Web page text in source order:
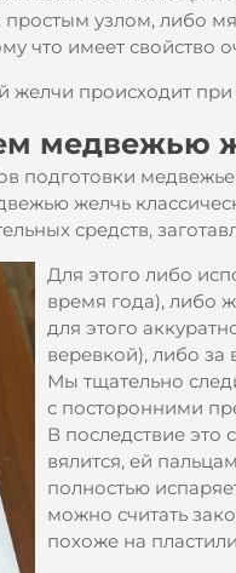
узлом, либо
что имеет свойство
происходит
медвежью
подготовки
желчь
средств,
Для этого либо
время года), либо
для этого
веревкой), либо
Мы тщательно
с посторонними
В последствие это
вялится, ей
полностью
можно считать
похоже на